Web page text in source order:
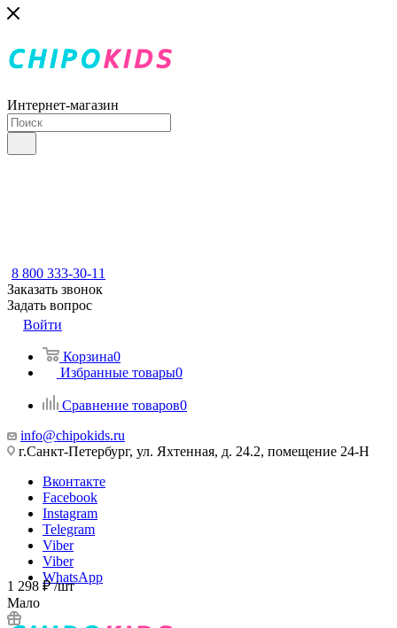
Интернет-магазин
8 800 333-30-11
Заказать звонок
Задать вопрос
Войти
Корзина0
Избранные товары0
Сравнение товаров0
info@chipokids.ru
г.Санкт-Петербург, ул. Яхтенная, д. 24.2, помещение 24-Н
Вконтакте
Facebook
Instagram
Telegram
Viber
Viber
WhatsApp
1 298 ₽ /шт
Мало